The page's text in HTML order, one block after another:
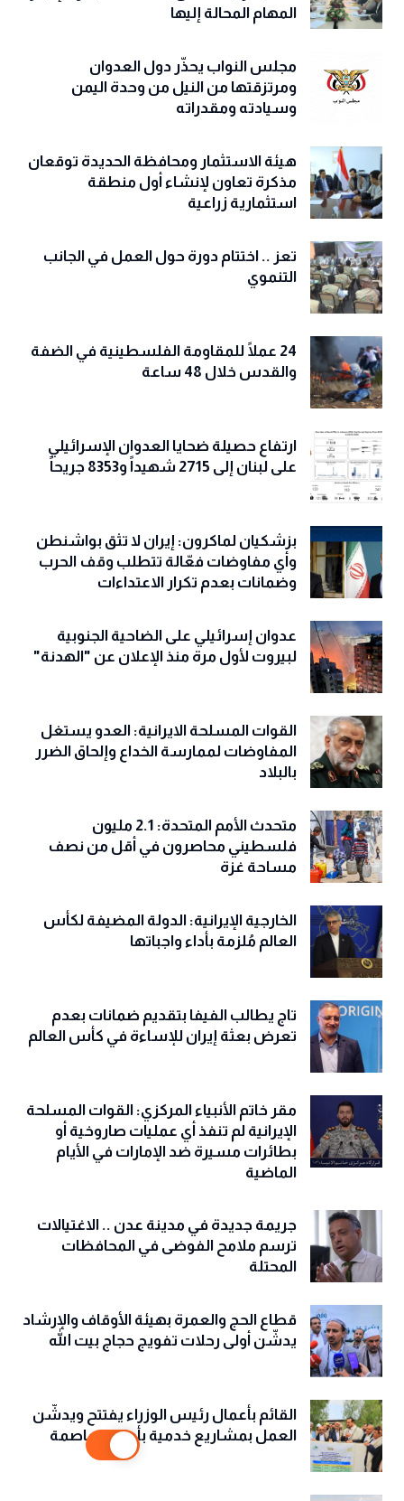
المهام المحالة إليها
مجلس النواب يحذّّر دول العدوان
ومرتزقتها من النيل من وحدة اليمن
وسيادته ومقدراته
هيئة الاستثمار ومحافظة الحديدة توقعان
مذكرة تعاون لإنشاء أول منطقة
استثمارية زراعية
تعز .. اختتام دورة حول العمل في الجانب
التنموي
24 عملًا للمقاومة الفلسطينية في الضفة
والقدس خلال 48 ساعة
ارتفاع حصيلة ضحايا العدوان الإسرائيلي
على لبنان إلى 2715 شهيداً و8353 جريحاً
بزشكيان لماكرون: إيران لا تثق بواشنطن
وأي مفاوضات فعّالة تتطلب وقف الحرب
وضمانات بعدم تكرار الاعتداءات
عدوان إسرائيلي على الضاحية الجنوبية
لبيروت لأول مرة منذ الإعلان عن "الهدنة"
القوات المسلحة الايرانية: العدو يستغل
المفاوضات لممارسة الخداع وإلحاق الضرر
بالبلاد
متحدث الأمم المتحدة: 2.1 مليون
فلسطيني محاصرون في أقل من نصف
مساحة غزة
الخارجية الإيرانية: الدولة المضيفة لكأس
العالم مُلزمة بأداء واجباتها
تاج يطالب الفيفا بتقديم ضمانات بعدم
تعرض بعثة إيران للإساءة في كأس العالم
مقر خاتم الأنبياء المركزي: القوات المسلحة
الإيرانية لم تنفذ أي عمليات صاروخية أو
بطائرات مسيرة ضد الإمارات في الأيام
الماضية
جريمة جديدة في مدينة عدن .. الاغتيالات
ترسم ملامح الفوضى في المحافظات
المحتلة
قطاع الحج والعمرة بهيئة الأوقاف والإرشاد
يدشّن أولى رحلات تفويج حجاج بيت الله
القائم بأعمال رئيس الوزراء يفتتح ويدشّن
العمل بمشاريع خدمية بأمانة العاصمة